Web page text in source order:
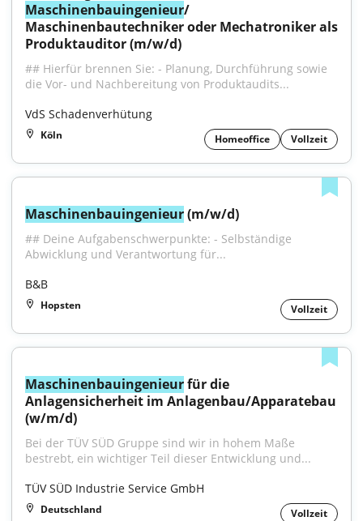
Maschinenbauingenieur/
Maschinenbautechniker oder Mechatroniker als
Produktauditor (m/w/d)
## Hierfür brennen Sie: - Planung, Durchführung sowie
die Vor- und Nachbereitung von Produktaudits...
VdS Schadenverhütung
Köln Homeoffice Vollzeit
Maschinenbauingenieur (m/w/d)
## Deine Aufgabenschwerpunkte: - Selbständige
Abwicklung und Verantwortung für...
B&B
Hopsten Vollzeit
Maschinenbauingenieur für die
Anlagensicherheit im Anlagenbau/Apparatebau
(w/m/d)
Bei der TÜV SÜD Gruppe sind wir in hohem Maße
bestrebt, ein wichtiger Teil dieser Entwicklung und...
TÜV SÜD Industrie Service GmbH
Deutschland Vollzeit